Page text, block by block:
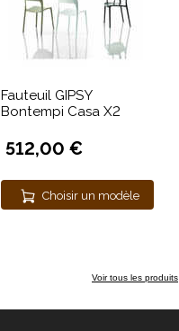
Fauteuil GIPSY
Bontempi Casa X2
512,00 €
Choisir un modèle
Voir tous les produits